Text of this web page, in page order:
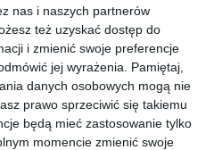
nas i naszych partnerów
też uzyskać dostęp do
i zmienić swoje preferencje
jej wyrażenia.
Pamiętaj,
danych osobowych mogą nie
prawo sprzeciwić się takiemu
będą mieć zastosowanie tylko
momencie zmienić swoje
VERSACE
0VE3375
5234
591,
50
ARMANI
EXCHANGE
0AX3104
8158 459,
00